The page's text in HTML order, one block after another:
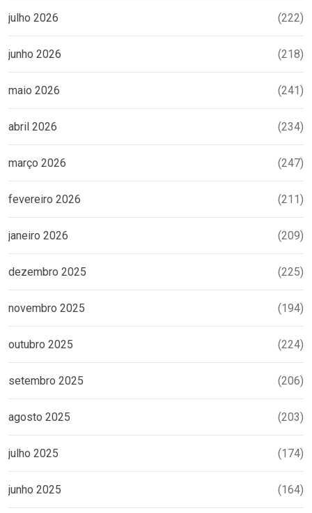
julho 2026 (222)
junho 2026 (218)
maio 2026 (241)
abril 2026 (234)
março 2026 (247)
fevereiro 2026 (211)
janeiro 2026 (209)
dezembro 2025 (225)
novembro 2025 (194)
outubro 2025 (224)
setembro 2025 (206)
agosto 2025 (203)
julho 2025 (174)
junho 2025 (164)